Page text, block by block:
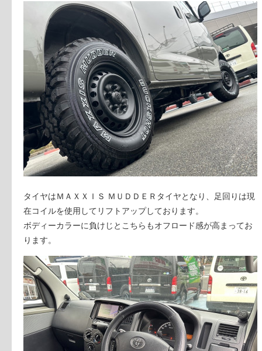
タイヤはＭＡＸＸＩＳ ＭＵＤＤＥＲタイヤとなり、足回りは現
在コイルを使用してリフトアップしております。
ボディーカラーに負けじとこちらもオフロード感が高まってお
ります。